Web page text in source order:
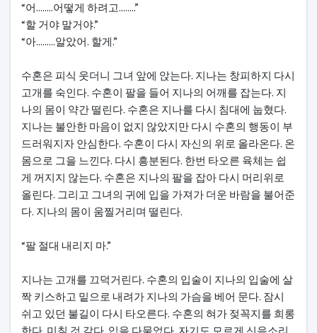
“어........어떻게 하려고........”
“할 거야 말거야.”
“아.........알았어. 할게.”
수혼은 피식 웃더니 그녀 앞에 앉는다. 지나는 창피하지 다시
고개를 숙인다. 수혼이 팔을 들어 지나의 어깨를 잡는다. 지
나의 몸이 약간 떨린다. 수혼은 지나를 다시 침대에 눕혔다.
지나는 불안한 마음이 없지 않았지만 다시 수혼의 행동이 부
드러워지자 안심한다. 수혼이 다시 자신의 위로 올라온다. 온
몸으로 그을 느낀다. 다시 흥분된다. 한번 타오른 육체는 쉽
게 꺼지지 않는다. 수혼은 지나의 팔을 잡아 다시 머리위로
올린다. 그리고 그녀의 귀에 입을 가져가 더운 바람을 불어준
다. 지나의 몸이 움찔거리며 떨린다.
“팔 절대 내리지 마.”
지나는 고개를 끄덕거린다. 수혼의 입술이 지나의 입술에 살
짝 키스하고 밑으로 내려가 지나의 가슴을 베어 문다. 잠시
쉬고 있던 불길이 다시 타오른다. 수혼의 혀가 젖꼭지를 희롱